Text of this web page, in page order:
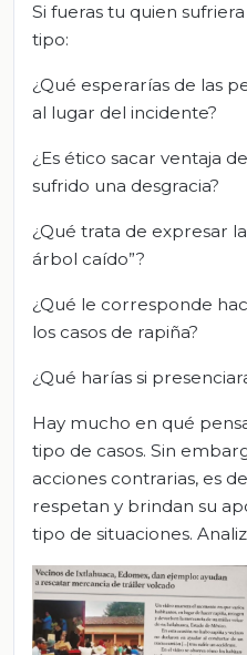
Si fueras tu quien
tipo:
¿Qué esperarías de las
al lugar del incidente?
¿Es ético sacar ventaja
sufrido una desgracia?
¿Qué trata de expresar
árbol caído”?
¿Qué le corresponde
los casos de rapiña?
¿Qué harías si
Hay mucho en qué
tipo de casos. Sin
acciones contrarias, es
respetan y brindan su
tipo de situaciones.